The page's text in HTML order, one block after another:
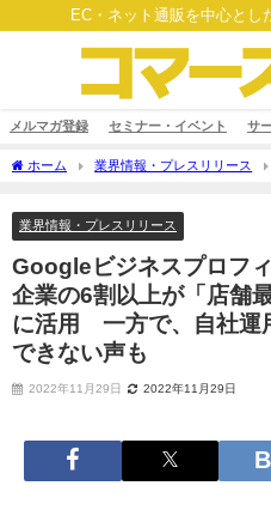
EC・ネット通販を中心とし
メルマガ登録 セミナー・イベント サ
ホーム 業界情報・プレスリリース
業界情報・プレスリリース
Googleビジネスプロフ
企業の6割以上が「店舗
に活用 一方で、自社運
できない声も
2022年11月29日 2022年11月29日